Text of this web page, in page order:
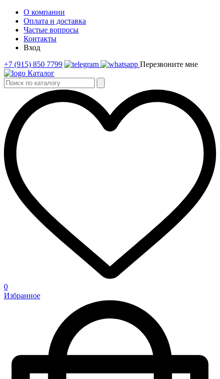
О компании
Оплата и доставка
Частые вопросы
Контакты
Вход
+7 (915) 850 7799
Перезвоните мне
Каталог
0
Избранное